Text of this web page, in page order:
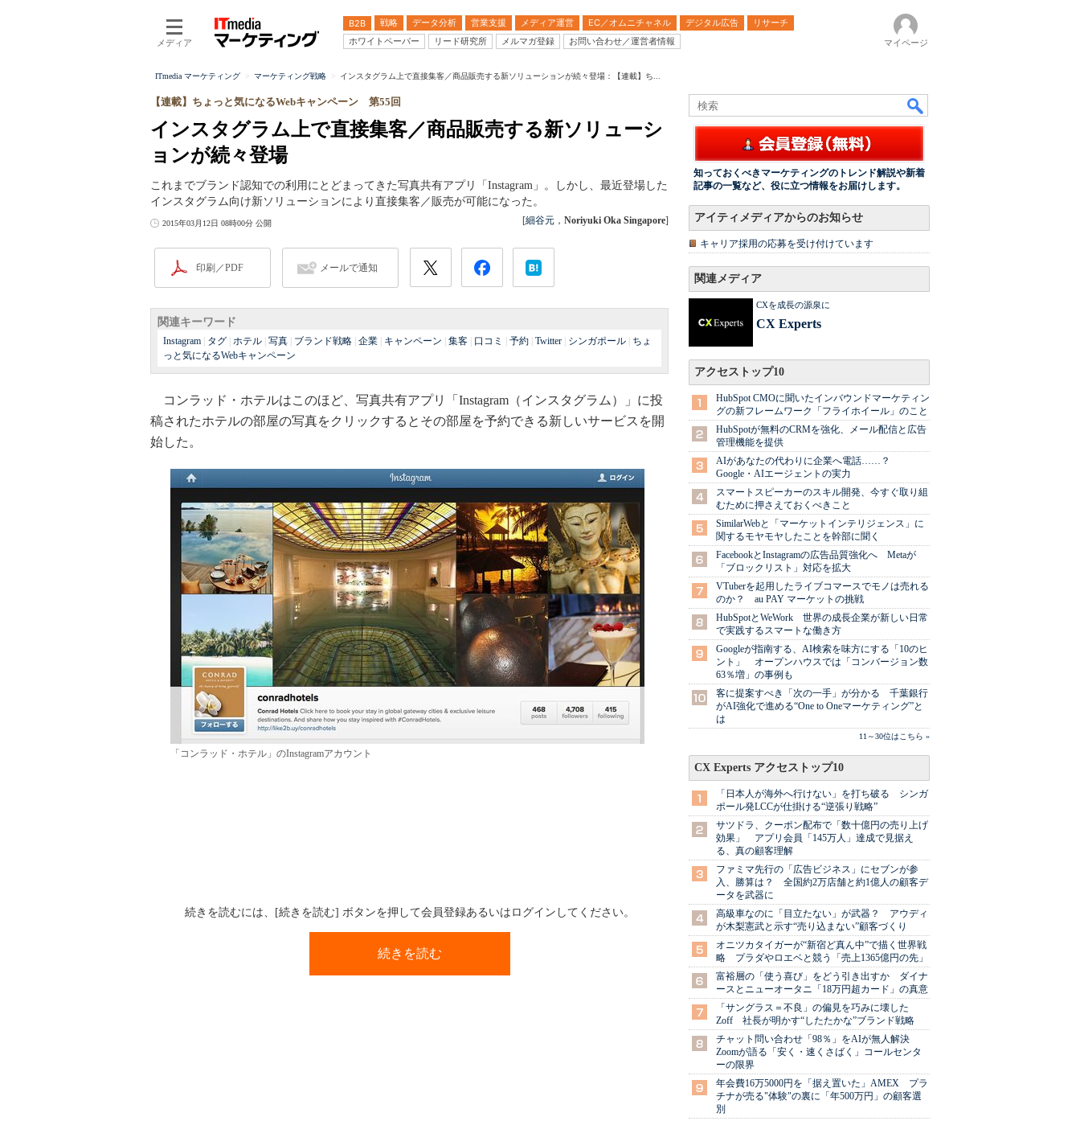
メディア
B2B 戦略 データ分析 営業支援 メディア運営 EC／オムニチャネル デジタル広告
リサーチ
ホワイトペーパー
リード研究所 メルマガ登録 お問い合わせ／運営者情報 マイページ
ITmedia マーケティング マーケティング戦略 インスタグラム上で直接集客／商品販売する新ソリューションが続々登場：【連載】ち...
インスタグラム上で直接集客／商品販売する新ソリューシ
ョンが続々登場
【連載】ちょっと気になるWebキャンペーン 第55回
これまでブランド認知での利用にとどまってきた写真共有アプリ「Instagram」。しかし、最近登場した
インスタグラム向け新ソリューションにより直接集客／販売が可能になった。
2015年03月12日 08時00分 公開 [細谷元 ， Noriyuki Oka Singapore]
印刷／PDF メールで通知
関連キーワード
Instagram タグ ホテル 写真 ブランド戦略 企業 キャンペーン 集客 口コミ 予約 Twitter シンガポール
ちょ
っと気になるWebキャンペーン
コンラッド・ホテルはこのほど、写真共有アプリ「Instagram（インスタグラム）」に投
稿されたホテルの部屋の写真をクリックするとその部屋を予約できる新しいサービスを開
始した。
「コンラッド・ホテル」のInstagramアカウント
続きを読むには、[続きを読む] ボタンを押して会員登録あるいはログインしてください。
続きを読む
知っておくべきマーケティングのトレンド解説や新着
記事の一覧など、役に立つ情報をお届けします。
アイティメディアからのお知らせ
キャリア採用の応募を受け付けています
関連メディア
CXを成長の源泉に
CX Experts
アクセストップ10
HubSpot CMOに聞いたインバウンドマーケティン
グの新フレームワーク「フライホイール」のこと
HubSpotが無料のCRMを強化、メール配信と広告
管理機能を提供
AIがあなたの代わりに企業へ電話……？
Google・AIエージェントの実力
スマートスピーカーのスキル開発、今すぐ取り組
むために押さえておくべきこと
SimilarWebと「マーケットインテリジェンス」に
関するモヤモヤしたことを幹部に聞く
FacebookとInstagramの広告品質強化へ Metaが
「ブロックリスト」対応を拡大
VTuberを起用したライブコマースでモノは売れる
のか？ au PAY マーケットの挑戦
HubSpotとWeWork 世界の成長企業が新しい日常
で実践するスマートな働き方
Googleが指南する、AI検索を味方にする「10のヒ
ント」 オープンハウスでは「コンバージョン数
63％増」の事例も
客に提案すべき「次の一手」が分かる 千葉銀行
がAI強化で進める“One to Oneマーケティング”と
は
11～30位はこちら »
CX Experts アクセストップ10
「日本人が海外へ行けない」を打ち破る シンガ
ポール発LCCが仕掛ける“逆張り戦略”
サツドラ、クーポン配布で「数十億円の売り上げ
効果」 アプリ会員「145万人」達成で見据え
る、真の顧客理解
ファミマ先行の「広告ビジネス」にセブンが参
入、勝算は？ 全国約2万店舗と約1億人の顧客デ
ータを武器に
高級車なのに「目立たない」が武器？ アウディ
が木梨憲武と示す“売り込まない”顧客づくり
オニツカタイガーが“新宿ど真ん中”で描く世界戦
略 プラダやロエベと競う「売上1365億円の先」
富裕層の「使う喜び」をどう引き出すか ダイナ
ースとニューオータニ「18万円超カード」の真意
「サングラス＝不良」の偏見を巧みに壊した
Zoff 社長が明かす“したたかな”ブランド戦略
チャット問い合わせ「98％」をAIが無人解決
Zoomが語る「安く・速くさばく」コールセンタ
ーの限界
年会費16万5000円を「据え置いた」AMEX プラ
チナが売る"体験"の裏に「年500万円」の顧客選
別